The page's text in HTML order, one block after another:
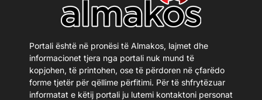
Portali është në pronësi të Almakos, lajmet dhe
informacionet tjera nga portali nuk mund të
kopjohen, të printohen, ose të përdoren në çfarëdo
forme tjetër për qëllime përfitimi. Për të shfrytëzuar
informatat e këtij portali ju lutemi kontaktoni personat